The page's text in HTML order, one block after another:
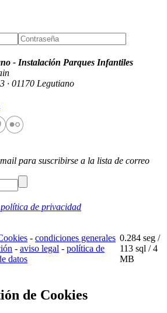
- Instalación Parques Infantiles
· 01170 Legutiano
para suscribirse a la lista de correo
política de privacidad
- condiciones generales
- aviso legal - política de
datos
0.284 seg /
113 sql / 4
MB
de Cookies